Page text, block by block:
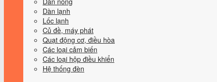
Dàn lạnh
Lốc lạnh
Củ đề, máy phát
Quạt động cơ, điều hòa
Các loại cảm biến
Các loại hộp điều khiển
Hệ thống đèn